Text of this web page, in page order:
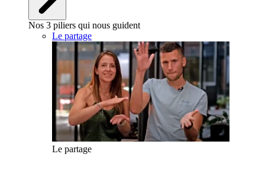
Nos 3 piliers qui nous guident
Le partage
Le partage